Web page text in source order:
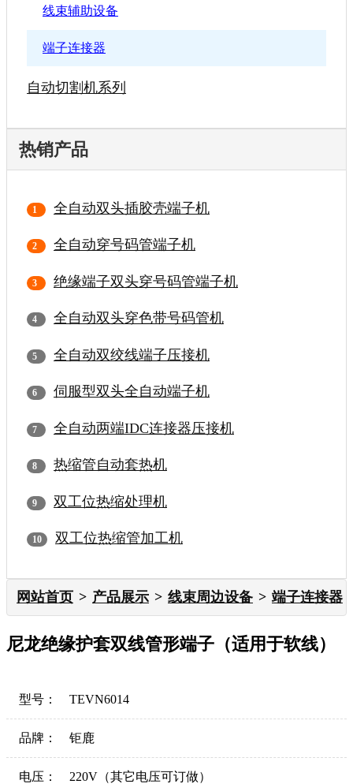
线束辅助设备
端子连接器
自动切割机系列
热销产品
全自动双头插胶壳端子机
全自动穿号码管端子机
绝缘端子双头穿号码管端子机
全自动双头穿色带号码管机
全自动双绞线端子压接机
伺服型双头全自动端子机
全自动两端IDC连接器压接机
热缩管自动套热机
双工位热缩处理机
双工位热缩管加工机
网站首页 产品展示 线束周边设备 端子连接器
尼龙绝缘护套双线管形端子（适用于软线）
型号： TEVN6014
品牌： 钜鹿
电压： 220V（其它电压可订做）